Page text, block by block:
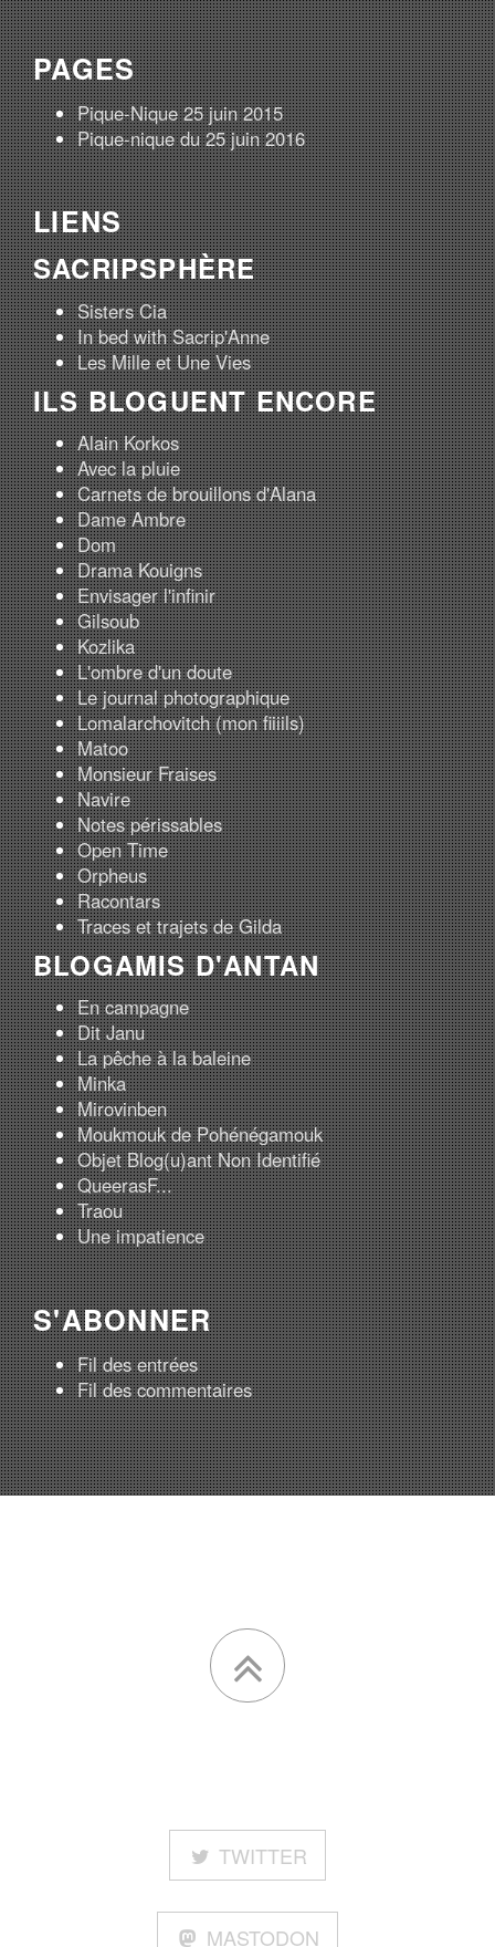
PAGES
Pique-Nique 25 juin 2015
Pique-nique du 25 juin 2016
LIENS
SACRIPSPHÈRE
Sisters Cia
In bed with Sacrip'Anne
Les Mille et Une Vies
ILS BLOGUENT ENCORE
Alain Korkos
Avec la pluie
Carnets de brouillons d'Alana
Dame Ambre
Dom
Drama Kouigns
Envisager l'infinir
Gilsoub
Kozlika
L'ombre d'un doute
Le journal photographique
Lomalarchovitch (mon fiiiils)
Matoo
Monsieur Fraises
Navire
Notes périssables
Open Time
Orpheus
Racontars
Traces et trajets de Gilda
BLOGAMIS D'ANTAN
En campagne
Dit Janu
La pêche à la baleine
Minka
Mirovinben
Moukmouk de Pohénégamouk
Objet Blog(u)ant Non Identifié
QueerasF...
Traou
Une impatience
S'ABONNER
Fil des entrées
Fil des commentaires
TWITTER
MASTODON